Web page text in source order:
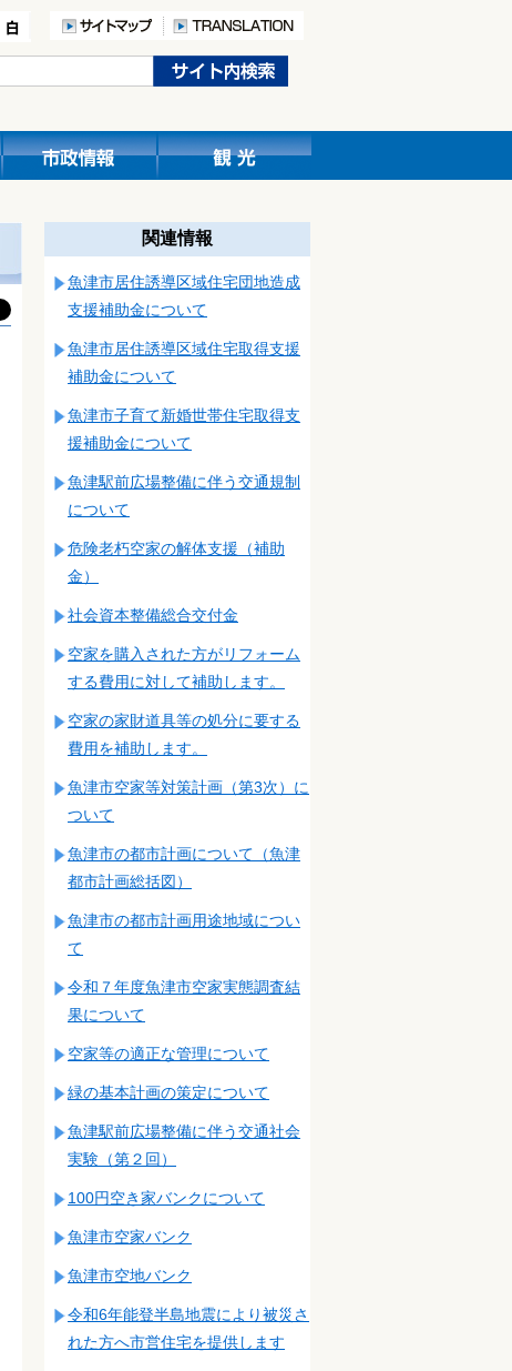
関連情報
魚津市居住誘導区域住宅団地造成
支援補助金について
魚津市居住誘導区域住宅取得支援
補助金について
魚津市子育て新婚世帯住宅取得支
援補助金について
魚津駅前広場整備に伴う交通規制
について
危険老朽空家の解体支援（補助
金）
社会資本整備総合交付金
空家を購入された方がリフォーム
する費用に対して補助します。
空家の家財道具等の処分に要する
費用を補助します。
魚津市空家等対策計画（第3次）に
ついて
魚津市の都市計画について（魚津
都市計画総括図）
魚津市の都市計画用途地域につい
て
令和７年度魚津市空家実態調査結
果について
空家等の適正な管理について
緑の基本計画の策定について
魚津駅前広場整備に伴う交通社会
実験（第２回）
100円空き家バンクについて
魚津市空家バンク
魚津市空地バンク
令和6年能登半島地震により被災さ
れた方へ市営住宅を提供します